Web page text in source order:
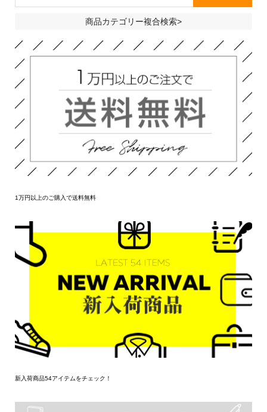
商品カテゴリー複合検索>
1万円以上のご購入で送料無料
新入荷商品54アイテムをチェック！